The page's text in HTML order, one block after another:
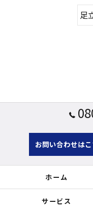
足
お問い合わせは
ホーム
サービス